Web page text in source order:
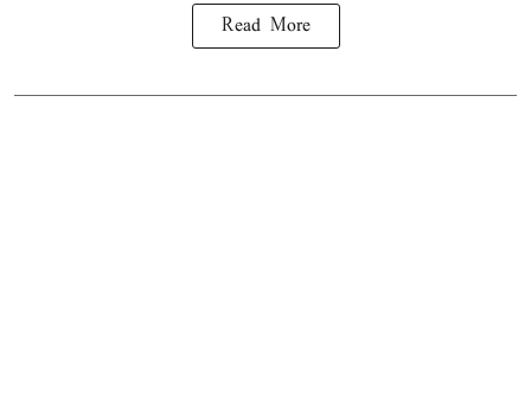
Read More